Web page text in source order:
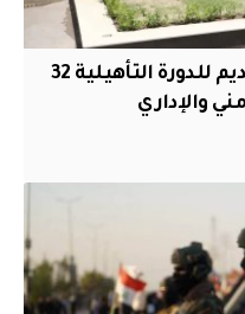
الداخلية تعلن فتح باب التقديم للدورة التأهيلية 32
والإداري